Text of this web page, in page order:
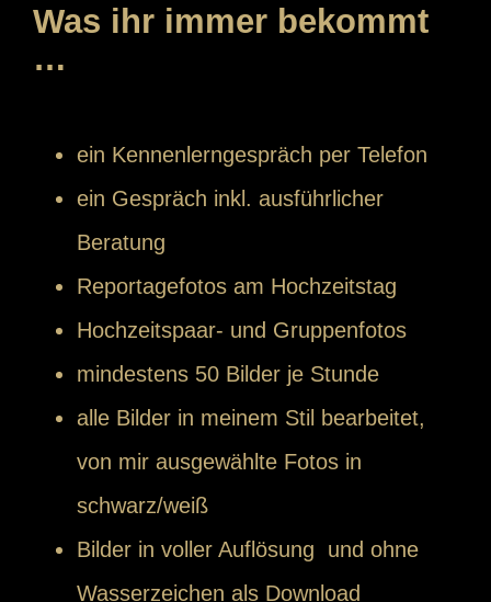
Was ihr immer bekommt
…
ein Kennenlerngespräch per Telefon
ein Gespräch inkl. ausführlicher
Beratung
Reportagefotos am Hochzeitstag
Hochzeitspaar- und Gruppenfotos
mindestens 50 Bilder je Stunde
alle Bilder in meinem Stil bearbeitet,
von mir ausgewählte Fotos in
schwarz/weiß
Bilder in voller Auflösung und ohne
Wasserzeichen als Download